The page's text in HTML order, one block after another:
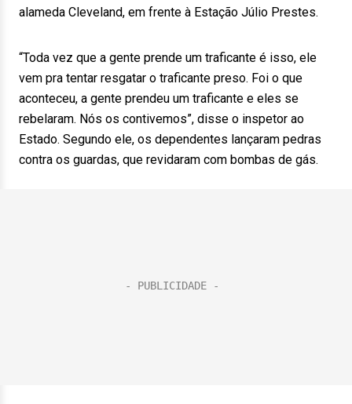
alameda Cleveland, em frente à Estação Júlio Prestes.
“Toda vez que a gente prende um traficante é isso, ele
vem pra tentar resgatar o traficante preso. Foi o que
aconteceu, a gente prendeu um traficante e eles se
rebelaram. Nós os contivemos”, disse o inspetor ao
Estado. Segundo ele, os dependentes lançaram pedras
contra os guardas, que revidaram com bombas de gás.